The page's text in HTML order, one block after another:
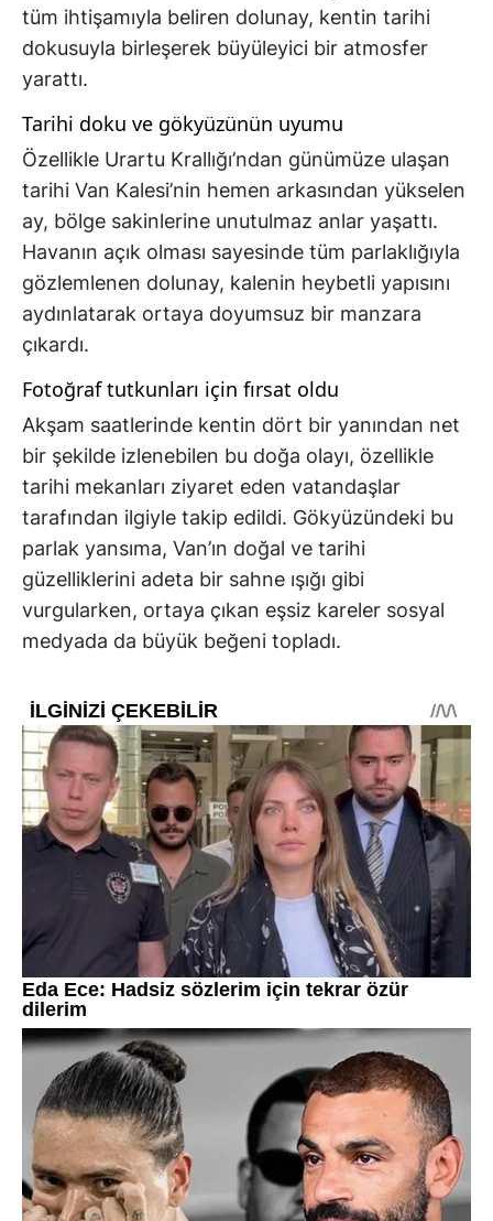
tüm ihtişamıyla beliren dolunay, kentin tarihi
dokusuyla birleşerek büyüleyici bir atmosfer
yarattı.
Tarihi doku ve gökyüzünün uyumu
Özellikle Urartu Krallığı’ndan günümüze ulaşan
tarihi Van Kalesi’nin hemen arkasından yükselen
ay, bölge sakinlerine unutulmaz anlar yaşattı.
Havanın açık olması sayesinde tüm parlaklığıyla
gözlemlenen dolunay, kalenin heybetli yapısını
aydınlatarak ortaya doyumsuz bir manzara
çıkardı.
Fotoğraf tutkunları için fırsat oldu
Akşam saatlerinde kentin dört bir yanından net
bir şekilde izlenebilen bu doğa olayı, özellikle
tarihi mekanları ziyaret eden vatandaşlar
tarafından ilgiyle takip edildi. Gökyüzündeki bu
parlak yansıma, Van’ın doğal ve tarihi
güzelliklerini adeta bir sahne ışığı gibi
vurgularken, ortaya çıkan eşsiz kareler sosyal
medyada da büyük beğeni topladı.